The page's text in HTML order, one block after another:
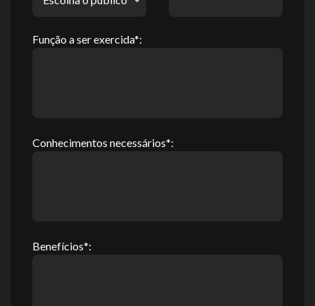
Função a ser exercida*:
Conhecimentos necessários*:
Benefícios*: